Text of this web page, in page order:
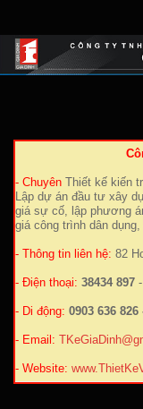
- Chuyên Thiết kế kiến
Lập dự án đầu tư xây
giá sự cố, lập phương
giá công trình dân dụng,
- Thông tin liên hệ: 82
- Điện thoại: 38434 897
- Di động: 0903 636 826
- Email:
- Website: